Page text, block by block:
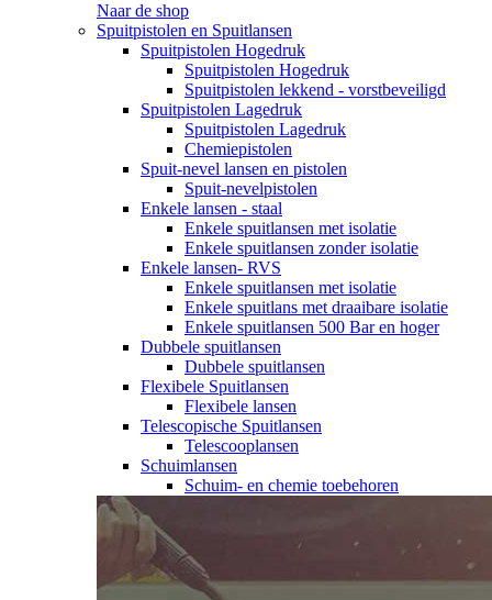
Naar de shop
Spuitpistolen en Spuitlansen
Spuitpistolen Hogedruk
Spuitpistolen Hogedruk
Spuitpistolen lekkend - vorstbeveiligd
Spuitpistolen Lagedruk
Spuitpistolen Lagedruk
Chemiepistolen
Spuit-nevel lansen en pistolen
Spuit-nevelpistolen
Enkele lansen - staal
Enkele spuitlansen met isolatie
Enkele spuitlansen zonder isolatie
Enkele lansen- RVS
Enkele spuitlansen met isolatie
Enkele spuitlans met draaibare isolatie
Enkele spuitlansen 500 Bar en hoger
Dubbele spuitlansen
Dubbele spuitlansen
Flexibele Spuitlansen
Flexibele lansen
Telescopische Spuitlansen
Telescooplansen
Schuimlansen
Schuim- en chemie toebehoren